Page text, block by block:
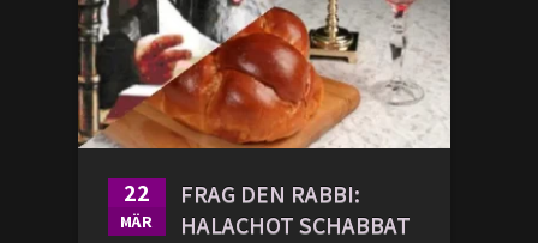
22
MÄR
FRAG DEN RABBI:
HALACHOT SCHABBAT